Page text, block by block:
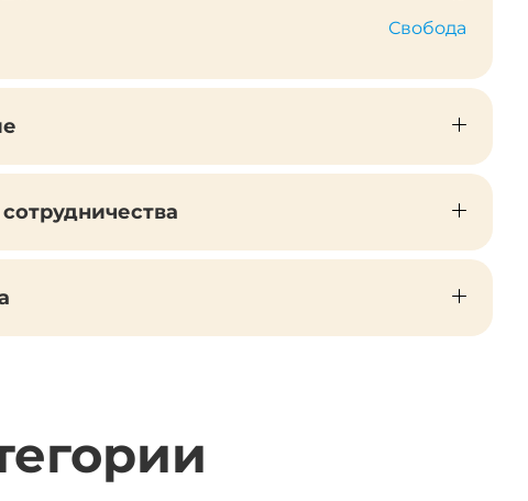
Свобода